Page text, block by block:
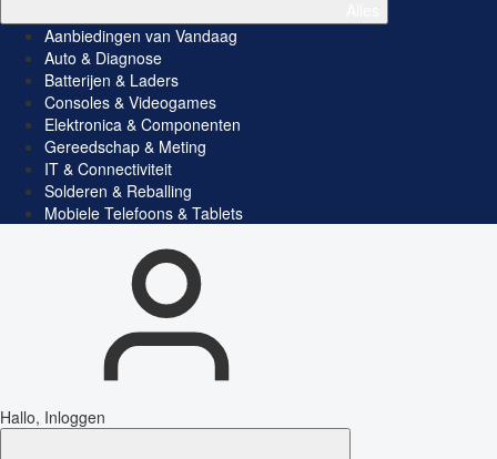
Aanbiedingen van Vandaag
Auto & Diagnose
Batterijen & Laders
Consoles & Videogames
Elektronica & Componenten
Gereedschap & Meting
IT & Connectiviteit
Solderen & Reballing
Mobiele Telefoons & Tablets
Hallo, Inloggen